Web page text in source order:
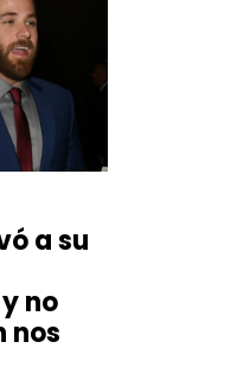
a su
no
nos